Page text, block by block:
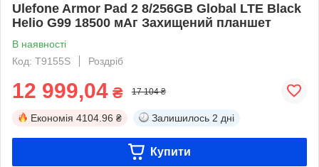
Ulefone Armor Pad 2 8/256GB Global LTE Black
Helio G99 18500 мАг Захищений планшет
В наявності
Код: T9155S
Роздріб
12 999,04 ₴ 17 104 ₴
Економія 4104.96 ₴ Залишилось 2 дні
Купити